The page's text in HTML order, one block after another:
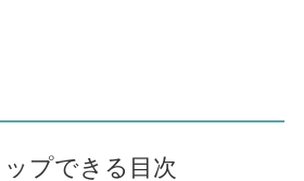
ップできる目次